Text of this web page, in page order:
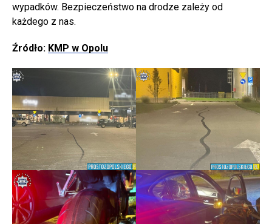
wypadków. Bezpieczeństwo na drodze zależy od
każdego z nas.
Źródło: KMP w Opolu